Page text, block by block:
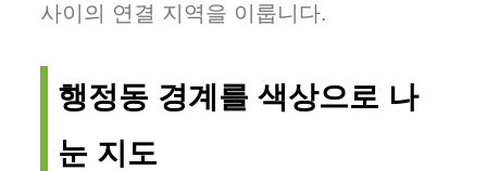
사이의 연결 지역을 이룹니다.
행정동 경계를 색상으로 나
눈 지도